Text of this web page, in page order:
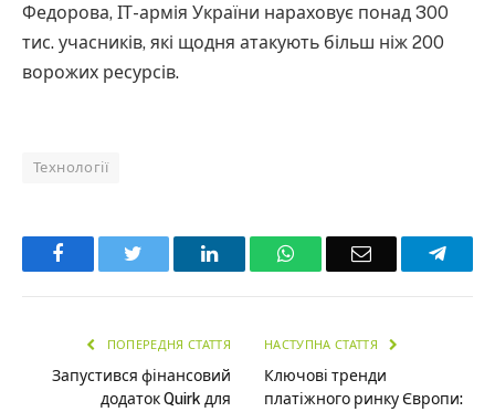
Федорова, ІТ-армія України нараховує понад 300
тис. учасників, які щодня атакують більш ніж 200
ворожих ресурсів.
Технології
Facebook LinkedInWhatsAppEmail
ПОПЕРЕДНЯ СТАТТЯ
Запустився фінансовий
додаток Quirk для
НАСТУПНА СТАТТЯ
Ключові тренди
платіжного ринку Європи: